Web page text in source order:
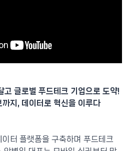
고 글로벌 푸드테크 기업으로 도약!
지, 데이터로 혁신을 이루다
터 플랫폼을 구축하며 푸드테크